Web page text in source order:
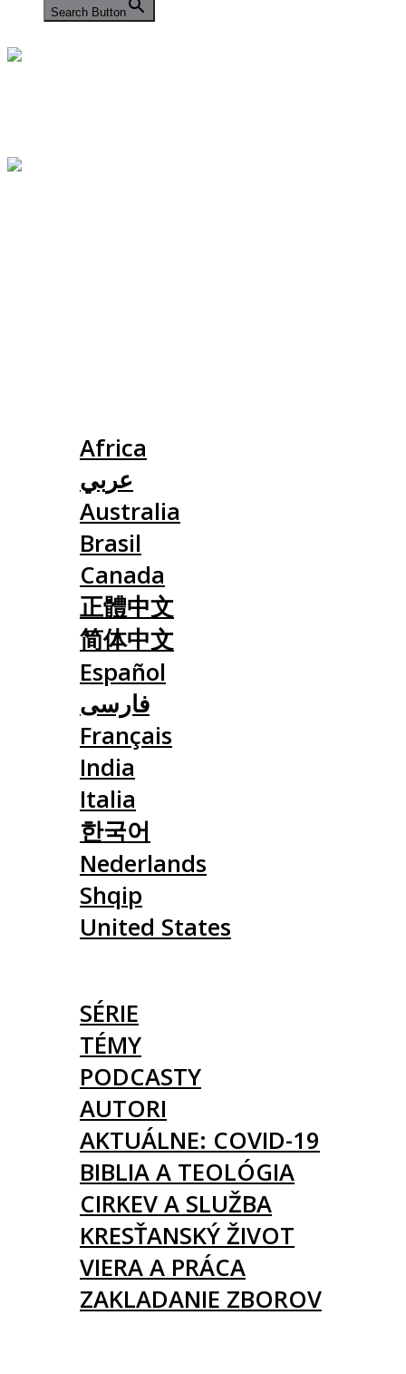
Search Button
Africa
عربي
Australia
Brasil
Canada
正體中文
简体中文
Español
فارسی
Français
India
Italia
한국어
Nederlands
Shqip
United States
SÉRIE
TÉMY
PODCASTY
AUTORI
AKTUÁLNE: COVID-19
BIBLIA A TEOLÓGIA
CIRKEV A SLUŽBA
KRESŤANSKÝ ŽIVOT
VIERA A PRÁCA
ZAKLADANIE ZBOROV